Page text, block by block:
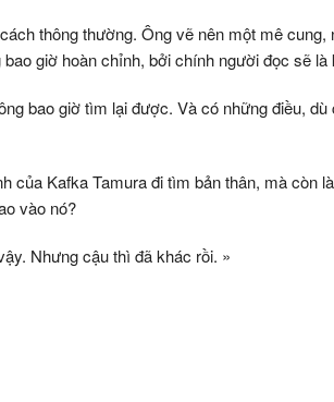
thông thường. Ông vẽ nên một mê
giờ hoàn chỉnh, bởi chính người đọc sẽ là
bao giờ tìm lại được. Và có những điều,
của Kafka Tamura đi tìm bản thân, mà còn
vào nó?
Nhưng cậu thì đã khác rồi. »